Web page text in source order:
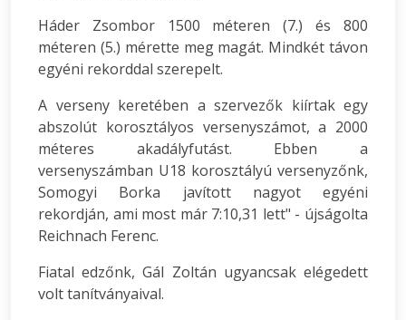
Háder Zsombor 1500 méteren (7.) és 800
méteren (5.) mérette meg magát. Mindkét távon
egyéni rekorddal szerepelt.
A verseny keretében a szervezők kiírtak egy
abszolút korosztályos versenyszámot, a 2000
méteres akadályfutást. Ebben a
versenyszámban U18 korosztályú versenyzőnk,
Somogyi Borka javított nagyot egyéni
rekordján, ami most már 7:10,31 lett" - újságolta
Reichnach Ferenc.
Fiatal edzőnk, Gál Zoltán ugyancsak elégedett
volt tanítványaival.